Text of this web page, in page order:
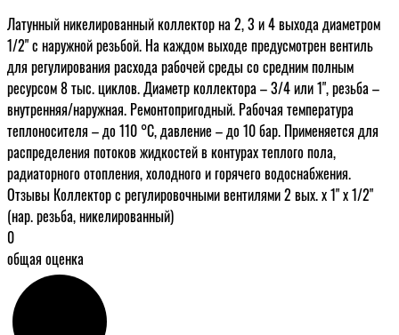
Латунный никелированный коллектор на 2, 3 и 4 выхода диаметром
1/2" с наружной резьбой. На каждом выходе предусмотрен вентиль
для регулирования расхода рабочей среды со средним полным
ресурсом 8 тыс. циклов. Диаметр коллектора – 3/4 или 1", резьба –
внутренняя/наружная. Ремонтопригодный. Рабочая температура
теплоносителя – до 110 °С, давление – до 10 бар. Применяется для
распределения потоков жидкостей в контурах теплого пола,
радиаторного отопления, холодного и горячего водоснабжения.
Отзывы Коллектор с регулировочными вентилями 2 вых. х 1" х 1/2"
(нар. резьба, никелированный)
0
общая оценка